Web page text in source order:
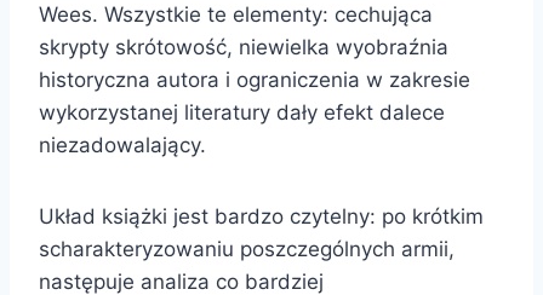
Wees. Wszystkie te elementy: cechująca
skrypty skrótowość, niewielka wyobraźnia
historyczna autora i ograniczenia w zakresie
wykorzystanej literatury dały efekt dalece
niezadowalający.
Układ książki jest bardzo czytelny: po krótkim
scharakteryzowaniu poszczególnych armii,
następuje analiza co bardziej